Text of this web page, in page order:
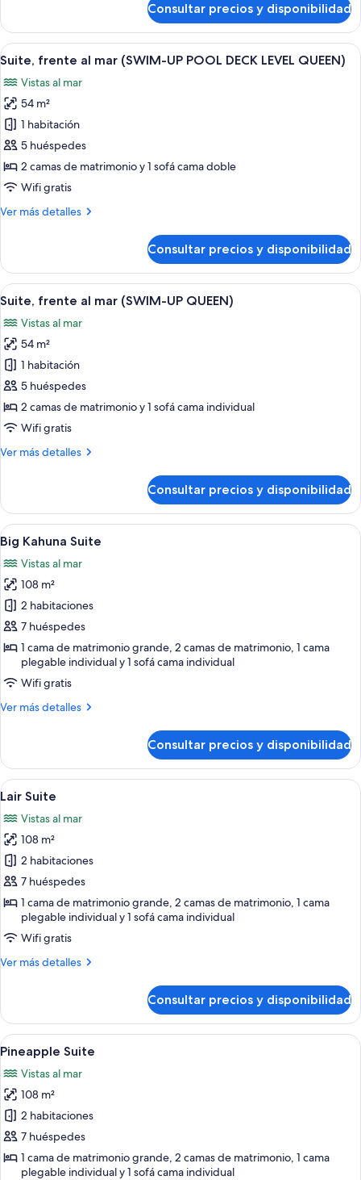
DECK
LEVEL
KING)
frente
al
mar
UP
POOL
DECK
LEVEL
KING)
Consultar precios y disponibilidad
Abrir
todas
las
fotos
de
Suite,
frente
al
(SWIM-
DECK
LEVEL
QUEEN)
Habitación de hotel con dos camas,
11
Suite, frente al mar (SWIM-UP POOL DECK LEVEL QUEEN)
Vistas al mar
54 m²
1 habitación
5 huéspedes
2 camas de matrimonio y 1 sofá cama doble
Wifi gratis
Ver más detalles
Más
frente
al
mar
UP
POOL
DECK
LEVEL
QUEEN)
Consultar precios y disponibilidad
Abrir
todas
las
fotos
de
Suite,
frente
al
(SWIM-
Habitación de hotel con cama, sofá,
10
Suite, frente al mar (SWIM-UP QUEEN)
Vistas al mar
54 m²
1 habitación
5 huéspedes
2 camas de matrimonio y 1 sofá cama individual
Wifi gratis
Ver más detalles
Más
frente
al
mar
(SWIM-
UP
QUEEN)
Consultar precios y disponibilidad
Abrir
todas
las
fotos
de
Big
Kahuna
Suite
Un espacio lounge moderno al aire
6
Big Kahuna Suite
Vistas al mar
108 m²
2 habitaciones
7 huéspedes
1 cama de matrimonio grande, 2 camas de matrimonio, 1 cama
plegable individual y 1 sofá cama individual
Wifi gratis
Ver más detalles
Más
Kahuna
Suite
Consultar precios y disponibilidad
Abrir
todas
las
fotos
de
Lair
Suite
Una sala de estar moderna con un
5
Lair Suite
Vistas al mar
108 m²
2 habitaciones
7 huéspedes
1 cama de matrimonio grande, 2 camas de matrimonio, 1 cama
plegable individual y 1 sofá cama individual
Wifi gratis
Ver más detalles
Más
Suite
Consultar precios y disponibilidad
Abrir
todas
las
fotos
de
Pineapple
Suite
Un dormitorio de colores vivos con
6
Pineapple Suite
Vistas al mar
108 m²
2 habitaciones
7 huéspedes
1 cama de matrimonio grande, 2 camas de matrimonio, 1 cama
plegable individual y 1 sofá cama individual